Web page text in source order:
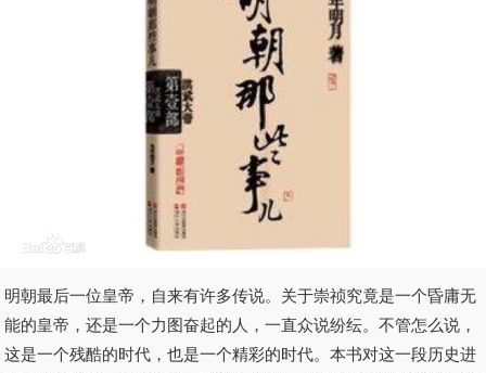
明朝最后一位皇帝，自来有许多传说。关于崇祯究竟是一个昏庸无
能的皇帝，还是一个力图奋起的人，一直众说纷纭。不管怎么说，
这是一个残酷的时代，也是一个精彩的时代。本书对这一段历史进